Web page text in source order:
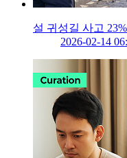
설 귀성길 사고
2026-02-14